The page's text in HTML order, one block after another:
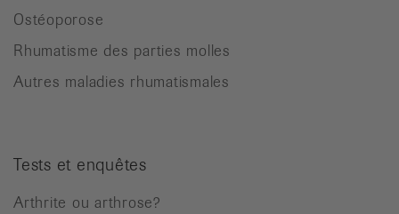
Ostéoporose
Rhumatisme des parties molles
Autres maladies rhumatismales
Tests et enquêtes
Arthrite ou arthrose?